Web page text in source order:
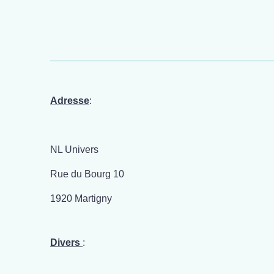
Adresse:
NL Univers
Rue du Bourg 10
1920 Martigny
Divers :